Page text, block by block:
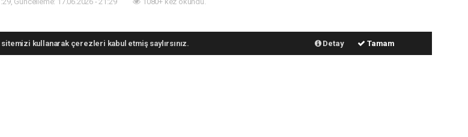
kullanarak çerezleri kabul etmiş saylırsınız. Detay Tamam